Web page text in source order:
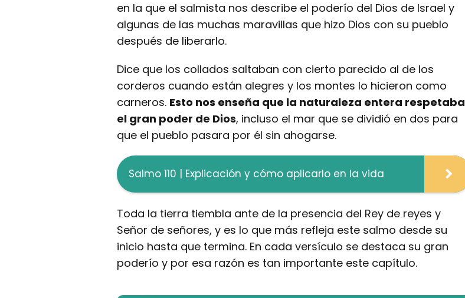
en la que el salmista nos describe el poderío del Dios de Israel y
algunas de las muchas maravillas que hizo Dios con su pueblo
después de liberarlo.
Dice que los collados saltaban con cierto parecido al de los
corderos cuando están alegres y los montes lo hicieron como
carneros. Esto nos enseña que la naturaleza entera respetaba
el gran poder de Dios, incluso el mar que se dividió en dos para
que el pueblo pasara por él sin ahogarse.
Salmo 110 | Explicación y cómo aplicarlo en la vida
Toda la tierra tiembla ante de la presencia del Rey de reyes y
Señor de señores, y es lo que más refleja este salmo desde su
inicio hasta que termina. En cada versículo se destaca su gran
poderío y por esa razón es tan importante este capítulo.